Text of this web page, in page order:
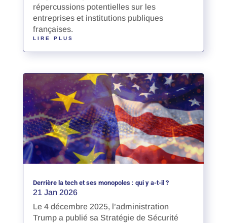
répercussions potentielles sur les
entreprises et institutions publiques
françaises.
LIRE PLUS
Derrière la tech et ses monopoles : qui y a-t-il ?
21 Jan 2026
Le 4 décembre 2025, l’administration
Trump a publié sa Stratégie de Sécurité